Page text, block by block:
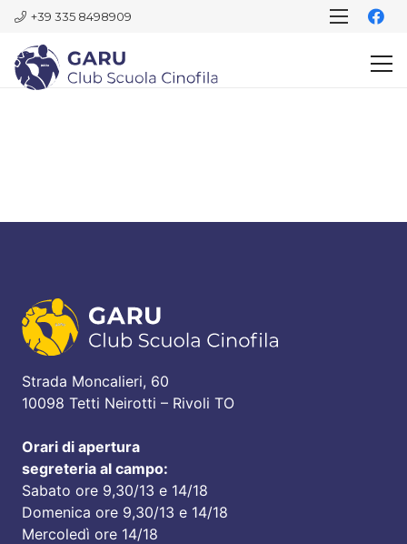
+39 335 8498909
Strada Moncalieri, 60
10098 Tetti Neirotti – Rivoli TO
Orari di apertura
segreteria al campo:
Sabato ore 9,30/13 e 14/18
Domenica ore 9,30/13 e 14/18
Mercoledì ore 14/18